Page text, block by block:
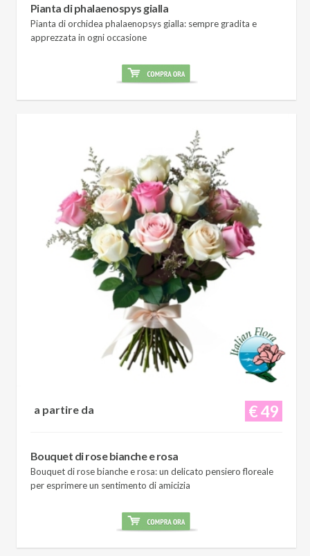
Pianta di phalaenospys gialla
Pianta di orchidea phalaenopsys gialla: sempre gradita e
apprezzata in ogni occasione
€ 49
a partire da
Bouquet di rose bianche e rosa
Bouquet di rose bianche e rosa: un delicato pensiero floreale
per esprimere un sentimento di amicizia